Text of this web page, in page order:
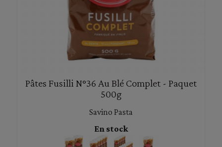
Pâtes Fusilli N°36 Au Blé Complet - Paquet
500g
Savino Pasta
En stock